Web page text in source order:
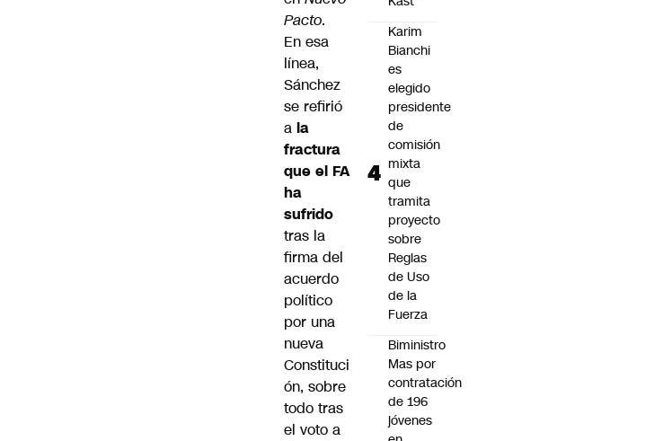
Pacto.
En esa
línea,
Sánchez
se refirió
a la
fractura
que el FA
ha
sufrido
tras la
firma del
acuerdo
político
por una
nueva
Constituci
ón, sobre
todo tras
el voto a
Karim
Bianchi
es
elegido
presidente
de
comisión
mixta
que
tramita
proyecto
sobre
Reglas
de Uso
de la
Fuerza
Biministro
Mas por
contratación
de 196
jóvenes